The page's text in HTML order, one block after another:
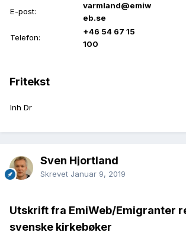
E-post:
varmland@emiw
eb.se
Telefon:
+46 54 67 15
100
Fritekst
Inh Dr
Sven Hjortland
Skrevet Januar 9, 2019
Utskrift fra EmiWeb/Emigranter
svenske kirkebøker